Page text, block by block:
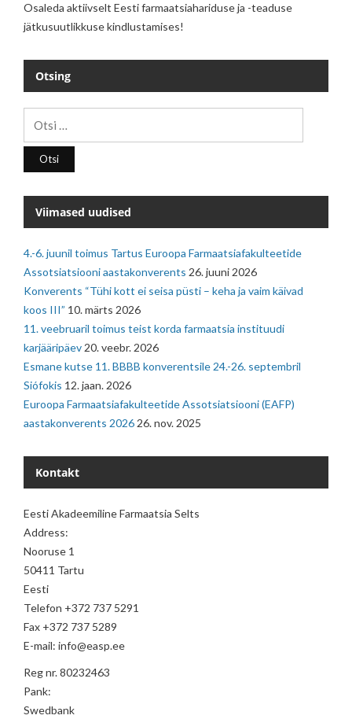
Osaleda aktiivselt Eesti farmaatsiahariduse ja -teaduse
jätkusuutlikkuse kindlustamises!
Otsing
Viimased uudised
4.-6. juunil toimus Tartus Euroopa Farmaatsiafakulteetide
Assotsiatsiooni aastakonverents 26. juuni 2026
Konverents “Tühi kott ei seisa püsti – keha ja vaim käivad
koos III” 10. märts 2026
11. veebruaril toimus teist korda farmaatsia instituudi
karjääripäev 20. veebr. 2026
Esmane kutse 11. BBBB konverentsile 24.-26. septembril
Siófokis 12. jaan. 2026
Euroopa Farmaatsiafakulteetide Assotsiatsiooni (EAFP)
aastakonverents 2026 26. nov. 2025
Kontakt
Eesti Akadeemiline Farmaatsia Selts
Address:
Nooruse 1
50411 Tartu
Eesti
Telefon +372 737 5291
Fax +372 737 5289
E-mail: info@easp.ee
Reg nr. 80232463
Pank:
Swedbank